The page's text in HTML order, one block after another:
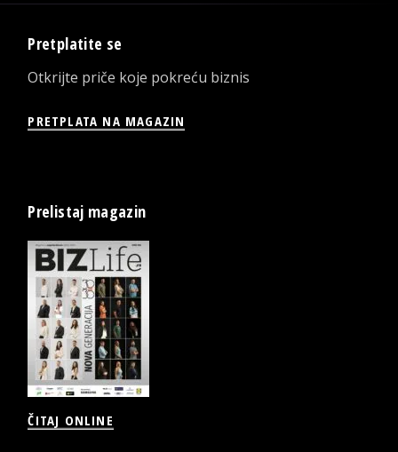
Pretplatite se
Otkrijte priče koje pokreću biznis
PRETPLATA NA MAGAZIN
Prelistaj magazin
ČITAJ ONLINE